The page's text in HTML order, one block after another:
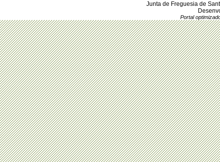
Junta de Freguesia de
Portal